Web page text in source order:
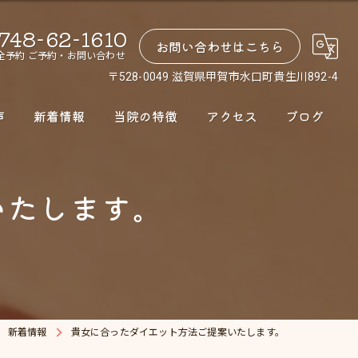
62-1610
予約 ご予約・お問い合わせ お問い合わせはこちら
〒528-0049 滋賀県甲賀市水口町貴生川892-4
新着情報 当院の特徴
肩こり
ダイエット
アクセス ブログ
します。
新着情報 貴女に合ったダイエット方法ご提案いたします。